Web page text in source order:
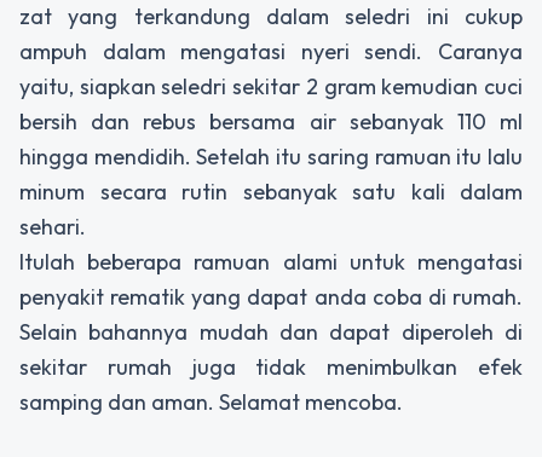
zat yang terkandung dalam seledri ini cukup
ampuh dalam mengatasi nyeri sendi. Caranya
yaitu, siapkan seledri sekitar 2 gram kemudian cuci
bersih dan rebus bersama air sebanyak 110 ml
hingga mendidih. Setelah itu saring ramuan itu lalu
minum secara rutin sebanyak satu kali dalam
sehari.
Itulah beberapa ramuan alami untuk mengatasi
penyakit rematik yang dapat anda coba di rumah.
Selain bahannya mudah dan dapat diperoleh di
sekitar rumah juga tidak menimbulkan efek
samping dan aman. Selamat mencoba.